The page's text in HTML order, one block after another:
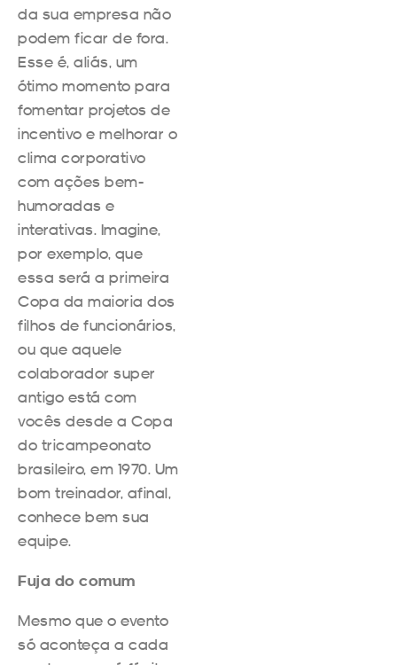
da sua empresa não
podem ficar de fora.
Esse é, aliás, um
ótimo momento para
fomentar projetos de
incentivo e melhorar o
clima corporativo
com ações bem-
humoradas e
interativas. Imagine,
por exemplo, que
essa será a primeira
Copa da maioria dos
filhos de funcionários,
ou que aquele
colaborador super
antigo está com
vocês desde a Copa
do tricampeonato
brasileiro, em 1970. Um
bom treinador, afinal,
conhece bem sua
equipe.
Fuja do comum
Mesmo que o evento
só aconteça a cada